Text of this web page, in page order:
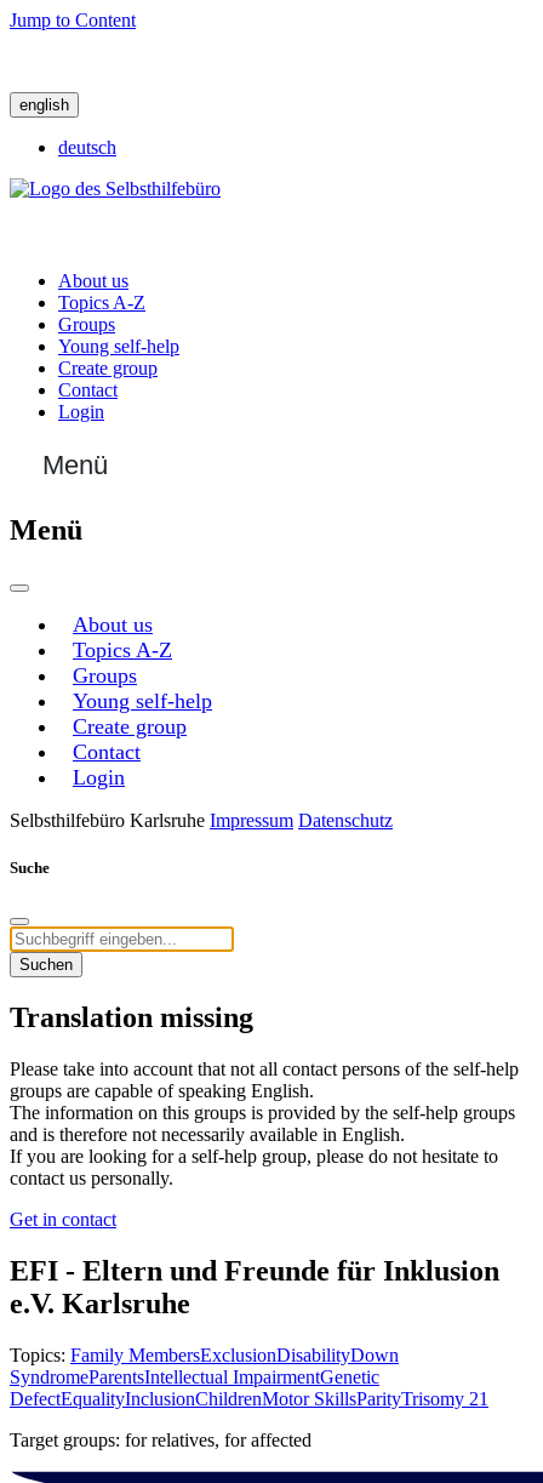
Jump to Content
english
deutsch
About us
Topics A-Z
Groups
Young self-help
Create group
Contact
Login
Menü
Menü
About us
Topics A-Z
Groups
Young self-help
Create group
Contact
Login
Selbsthilfebüro Karlsruhe Impressum Datenschutz
Suche
Suchen
Translation missing
Please take into account that not all contact persons of the self-help
groups are capable of speaking English.
The information on this groups is provided by the self-help groups
and is therefore not necessarily available in English.
If you are looking for a self-help group, please do not hesitate to
contact us personally.
Get in contact
EFI - Eltern und Freunde für Inklusion
e.V. Karlsruhe
Topics: Family MembersExclusionDisabilityDown
SyndromeParentsIntellectual ImpairmentGenetic
DefectEqualityInclusionChildrenMotor SkillsParityTrisomy 21
Target groups: for relatives, for affected